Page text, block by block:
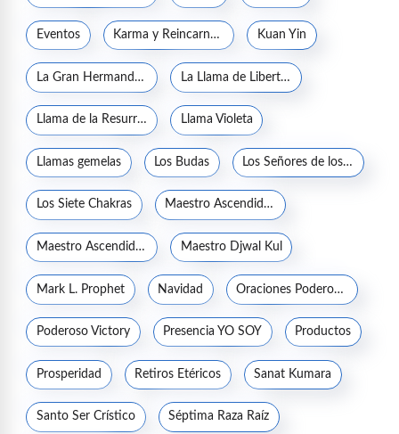
Eventos Karma y Reincarnación Kuan Yin
La Gran Hermandad Blanca La Llama de Libertad
Llama de la Resurrección Llama Violeta
Llamas gemelas Los Budas Los Señores de los Siete Rayos
Los Siete Chakras Maestro Ascendido Jesucristo
Maestro Ascendido Kuthumi Maestro Djwal Kul
Mark L. Prophet Navidad Oraciones Poderosas
Poderoso Victory Presencia YO SOY Productos
Prosperidad Retiros Etéricos Sanat Kumara
Santo Ser Crístico Séptima Raza Raíz